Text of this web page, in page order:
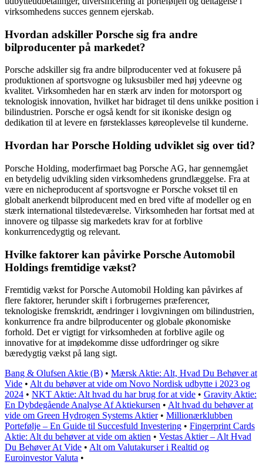
virksomhedens succes gennem ejerskab.
Hvordan adskiller Porsche sig fra andre
bilproducenter på markedet?
Porsche adskiller sig fra andre bilproducenter ved at fokusere på
produktionen af sportsvogne og luksusbiler med høj ydeevne og
kvalitet. Virksomheden har en stærk arv inden for motorsport og
teknologisk innovation, hvilket har bidraget til dens unikke position i
bilindustrien. Porsche er også kendt for sit ikoniske design og
dedikation til at levere en førsteklasses køreoplevelse til kunderne.
Hvordan har Porsche Holding udviklet sig over tid?
Porsche Holding, moderfirmaet bag Porsche AG, har gennemgået
en betydelig udvikling siden virksomhedens grundlæggelse. Fra at
være en nicheproducent af sportsvogne er Porsche vokset til en
globalt anerkendt bilproducent med en bred vifte af modeller og en
stærk international tilstedeværelse. Virksomheden har fortsat med at
innovere og tilpasse sig markedets krav for at forblive
konkurrencedygtig og relevant.
Hvilke faktorer kan påvirke Porsche Automobil
Holdings fremtidige vækst?
Fremtidig vækst for Porsche Automobil Holding kan påvirkes af
flere faktorer, herunder skift i forbrugernes præferencer,
teknologiske fremskridt, ændringer i lovgivningen om bilindustrien,
konkurrence fra andre bilproducenter og globale økonomiske
forhold. Det er vigtigt for virksomheden at forblive agile og
innovative for at imødekomme disse udfordringer og sikre
bæredygtig vækst på lang sigt.
Bang & Olufsen Aktie (B) • Mærsk Aktie: Alt, Hvad Du Behøver at
Vide • Alt du behøver at vide om Novo Nordisk udbytte i 2023 og
2024 • NKT Aktie: Alt hvad du har brug for at vide • Gravity Aktie:
En Dybdegående Analyse Af Aktiekursen • Alt hvad du behøver at
vide om Green Hydrogen Systems Aktier• Millionærklubben
Portefølje – En Guide til Succesfuld Investering • Fingerprint Cards
Aktie: Alt du behøver at vide om aktien • Vestas Aktier – Alt Hvad
Du Behøver At Vide • Alt om Valutakurser i Realtid og
Euroinvestor Valuta •